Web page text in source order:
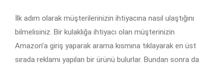
İlk adım olarak müşterilerinizin ihtiyacına nasıl ulaştığını
bilmelisiniz. Bir kulaklığa ihtiyacı olan müşterinizin
Amazon’a giriş yaparak arama kısmına tıklayarak en üst
sırada reklamı yapılan bir ürünü bulurlar. Bundan sonra da